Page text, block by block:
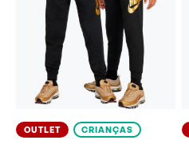
OUTLET CRIANÇAS